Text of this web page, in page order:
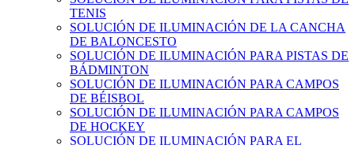
TENIS
SOLUCIÓN DE ILUMINACIÓN DE LA CANCHA
DE BALONCESTO
SOLUCIÓN DE ILUMINACIÓN PARA PISTAS DE
BÁDMINTON
SOLUCIÓN DE ILUMINACIÓN PARA CAMPOS
DE BÉISBOL
SOLUCIÓN DE ILUMINACIÓN PARA CAMPOS
DE HOCKEY
SOLUCIÓN DE ILUMINACIÓN PARA EL